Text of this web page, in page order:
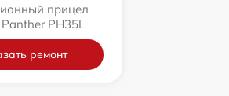
прицел
PH35L
ремонт